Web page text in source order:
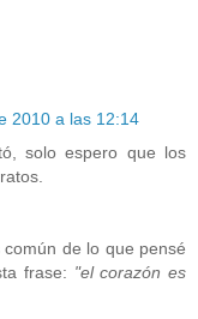
2010 a las 12:14
solo espero que los
de lo que pensé
frase: "el corazón es